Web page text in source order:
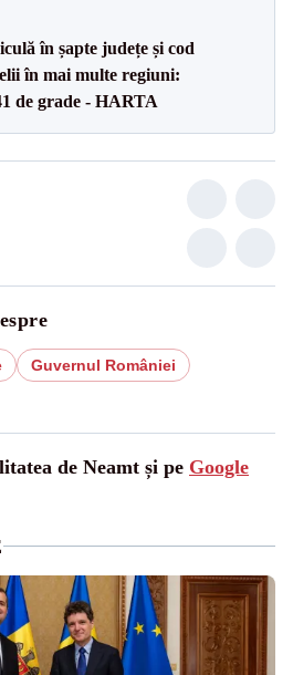
în șapte județe și cod
în mai multe regiuni:
de grade - HARTA
Guvernul României
de Neamt și pe Google